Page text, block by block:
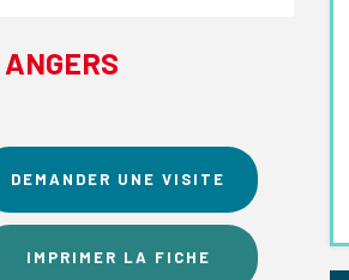
DEMANDER UNE VISITE
IMPRIMER LA FICHE